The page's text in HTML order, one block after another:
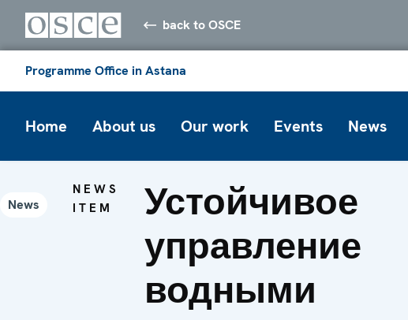
back to OSCE
Programme Office in Astana
Home About us Our work Events News
News
NEWS
ITEM
Устойчивое
управление
водными